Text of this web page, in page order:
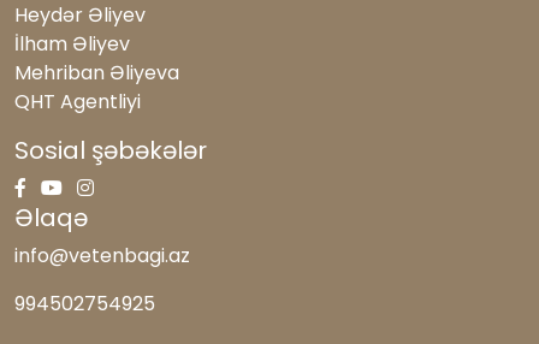
Heydər Əliyev
İlham Əliyev
Mehriban Əliyeva
QHT Agentliyi
Sosial şəbəkələr
Əlaqə
info@vetenbagi.az
994502754925